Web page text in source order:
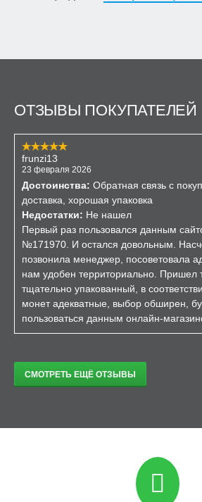
ОТЗЫВЫ ПОКУПАТЕЛЕЙ
frunzi13
23 февраля 2026
Достоинства: Обратная связь с
доставка, хорошая упаковка
Недостатки: Не нашел
Первый раз пользовался данным
№171970. И остался довольным.
позвонила менеджер, посоветовала
нам удобен территориально. Пришел
тщательно упакованный, в
монет адекватные, выбор обширен,
пользоваться данным онлайн-
СМОТРЕТЬ ЕЩЁ ОТЗЫВЫ